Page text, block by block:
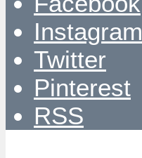
Instagram
Twitter
Pinterest
RSS